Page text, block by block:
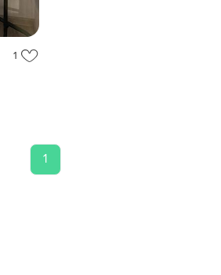
1
1